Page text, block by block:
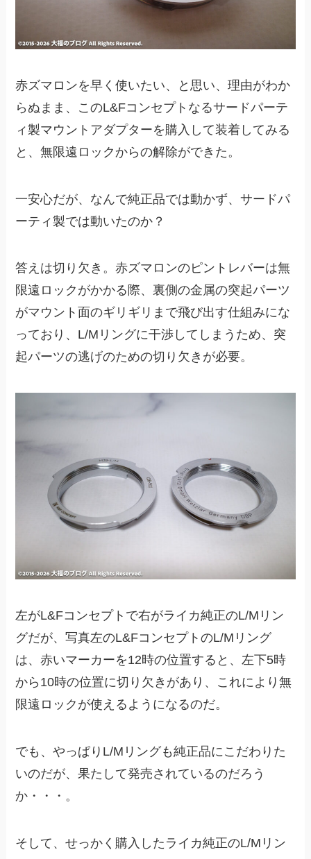
赤ズマロンを早く使いたい、と思い、理由がわか
らぬまま、このL&Fコンセプトなるサードパーテ
ィ製マウントアダプターを購入して装着してみる
と、無限遠ロックからの解除ができた。
一安心だが、なんで純正品では動かず、サードパ
ーティ製では動いたのか？
答えは切り欠き。赤ズマロンのピントレバーは無
限遠ロックがかかる際、裏側の金属の突起パーツ
がマウント面のギリギリまで飛び出す仕組みにな
っており、L/Mリングに干渉してしまうため、突
起パーツの逃げのための切り欠きが必要。
左がL&Fコンセプトで右がライカ純正のL/Mリン
グだが、写真左のL&FコンセプトのL/Mリング
は、赤いマーカーを12時の位置すると、左下5時
から10時の位置に切り欠きがあり、これにより無
限遠ロックが使えるようになるのだ。
でも、やっぱりL/Mリングも純正品にこだわりた
いのだが、果たして発売されているのだろう
か・・・。
そして、せっかく購入したライカ純正のL/Mリン